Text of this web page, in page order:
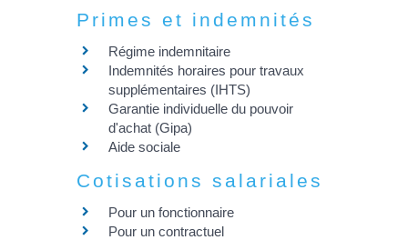
Primes et indemnités
Régime indemnitaire
Indemnités horaires pour travaux
supplémentaires (IHTS)
Garantie individuelle du pouvoir
d'achat (Gipa)
Aide sociale
Cotisations salariales
Pour un fonctionnaire
Pour un contractuel